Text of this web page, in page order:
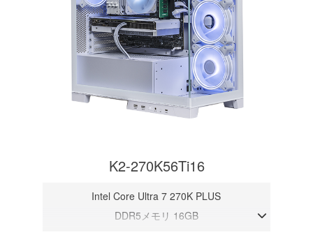
K2-270K56Ti16
Intel Core Ultra 7 270K PLUS
DDR5メモリ 16GB